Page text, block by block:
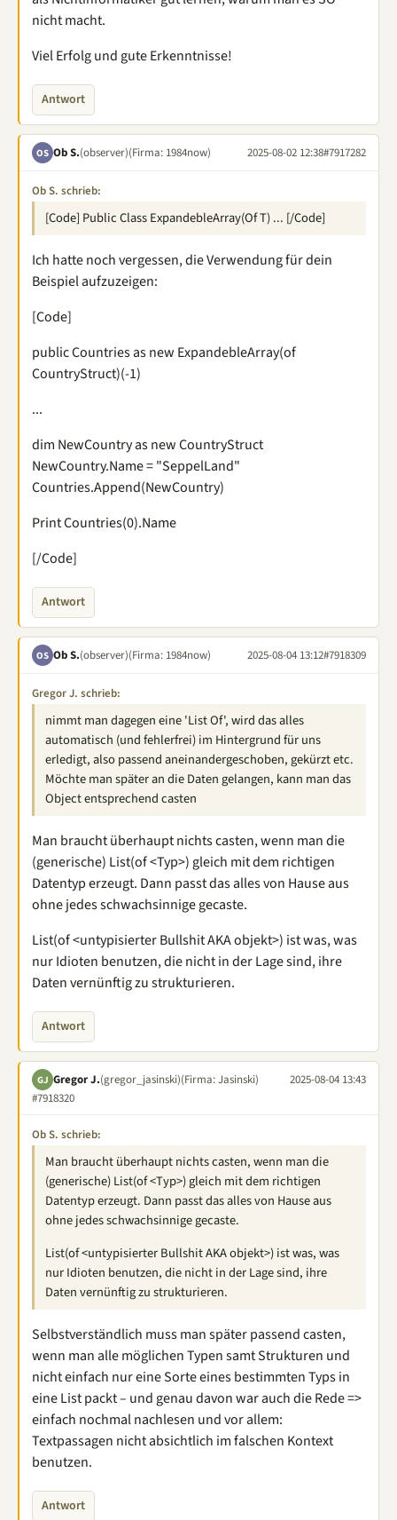
nicht macht.
Viel Erfolg und gute Erkenntnisse!
Antwort
OS Ob S.(observer)(Firma: 1984now) 2025-08-02 12:38#7917282
Ob S. schrieb:
[Code] Public Class ExpandebleArray(Of T) ... [/Code]
Ich hatte noch vergessen, die Verwendung für dein
Beispiel aufzuzeigen:
[Code]
public Countries as new ExpandebleArray(of
CountryStruct)(-1)
...
dim NewCountry as new CountryStruct
NewCountry.Name = "SeppelLand"
Countries.Append(NewCountry)
Print Countries(0).Name
[/Code]
Antwort
OS Ob S.(observer)(Firma: 1984now) 2025-08-04 13:12#7918309
Gregor J. schrieb:
nimmt man dagegen eine 'List Of', wird das alles
automatisch (und fehlerfrei) im Hintergrund für uns
erledigt, also passend aneinandergeschoben, gekürzt etc.
Möchte man später an die Daten gelangen, kann man das
Object entsprechend casten
Man braucht überhaupt nichts casten, wenn man die
(generische) List(of <Typ>) gleich mit dem richtigen
Datentyp erzeugt. Dann passt das alles von Hause aus
ohne jedes schwachsinnige gecaste.
List(of <untypisierter Bullshit AKA objekt>) ist was, was
nur Idioten benutzen, die nicht in der Lage sind, ihre
Daten vernünftig zu strukturieren.
Antwort
GJ Gregor J.(gregor_jasinski)(Firma: Jasinski)
2025-08-04 13:43
#7918320
Ob S. schrieb:
Man braucht überhaupt nichts casten, wenn man die
(generische) List(of <Typ>) gleich mit dem richtigen
Datentyp erzeugt. Dann passt das alles von Hause aus
ohne jedes schwachsinnige gecaste.
List(of <untypisierter Bullshit AKA objekt>) ist was, was
nur Idioten benutzen, die nicht in der Lage sind, ihre
Daten vernünftig zu strukturieren.
Selbstverständlich muss man später passend casten,
wenn man alle möglichen Typen samt Strukturen und
nicht einfach nur eine Sorte eines bestimmten Typs in
eine List packt – und genau davon war auch die Rede =>
einfach nochmal nachlesen und vor allem:
Textpassagen nicht absichtlich im falschen Kontext
benutzen.
Antwort